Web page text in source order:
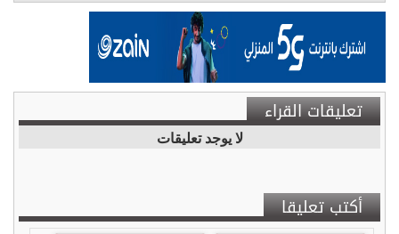
تعليقات القراء
لا يوجد تعليقات
أكتب تعليقا